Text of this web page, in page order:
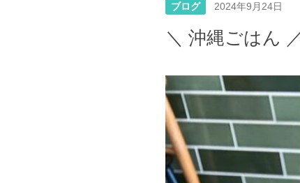
ブログ 2024年9月24日
＼ 沖縄ごはん